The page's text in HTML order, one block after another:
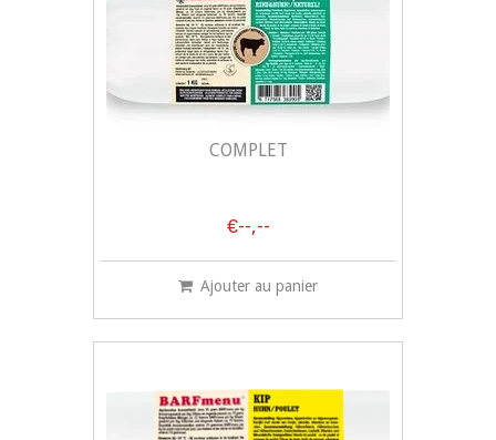
COMPLET
€--,--
Ajouter au panier